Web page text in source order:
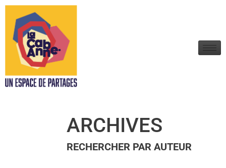
ARCHIVES
RECHERCHER PAR AUTEUR